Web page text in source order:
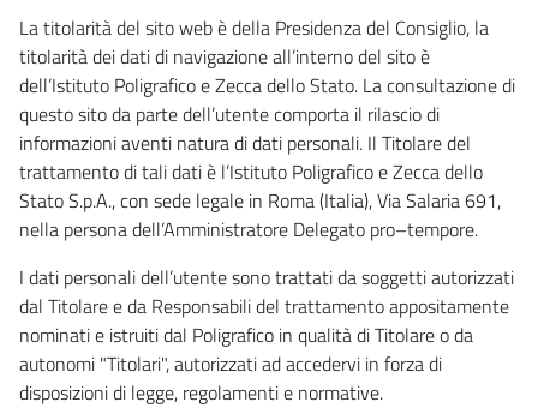
La titolarità del sito web è della Presidenza del Consiglio, la
titolarità dei dati di navigazione all’interno del sito è
dell’Istituto Poligrafico e Zecca dello Stato. La consultazione di
questo sito da parte dell’utente comporta il rilascio di
informazioni aventi natura di dati personali. Il Titolare del
trattamento di tali dati è l’Istituto Poligrafico e Zecca dello
Stato S.p.A., con sede legale in Roma (Italia), Via Salaria 691,
nella persona dell’Amministratore Delegato pro–tempore.
I dati personali dell’utente sono trattati da soggetti autorizzati
dal Titolare e da Responsabili del trattamento appositamente
nominati e istruiti dal Poligrafico in qualità di Titolare o da
autonomi "Titolari", autorizzati ad accedervi in forza di
disposizioni di legge, regolamenti e normative.